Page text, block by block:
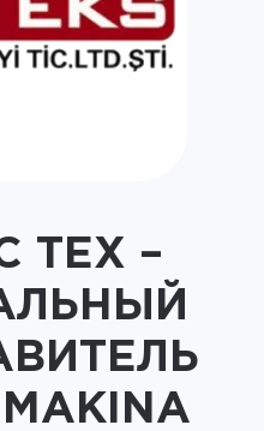
ТЕХ –
MAKINA